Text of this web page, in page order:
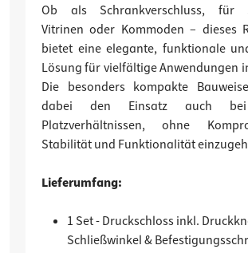
Ob als Schrankverschluss, für
Vitrinen oder Kommoden – dieses
bietet eine elegante, funktionale
Lösung für vielfältige Anwendungen
Die besonders kompakte
dabei den Einsatz auch bei
Platzverhältnissen, ohne
Stabilität und Funktionalität
Lieferumfang:
1 Set - Druckschloss inkl.
Schließwinkel &